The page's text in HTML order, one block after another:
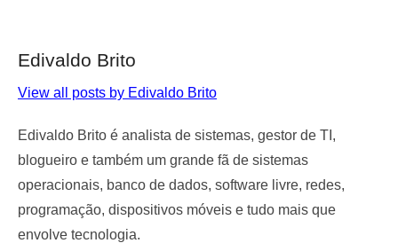
Edivaldo Brito
View all posts by Edivaldo Brito
Edivaldo Brito é analista de sistemas, gestor de TI,
blogueiro e também um grande fã de sistemas
operacionais, banco de dados, software livre, redes,
programação, dispositivos móveis e tudo mais que
envolve tecnologia.